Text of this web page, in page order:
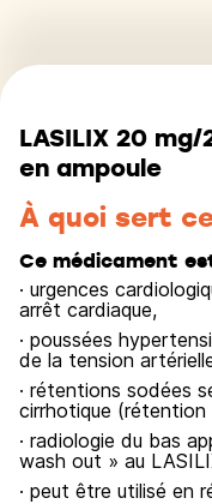
LASILIX 20
en ampoule
À quoi sert
Ce médicament
· urgences
arrêt cardiaque,
· poussées
de la tension
· rétentions sodées
cirrhotique (rétention
· radiologie du bas
wash out » au
· peut être utilisé en